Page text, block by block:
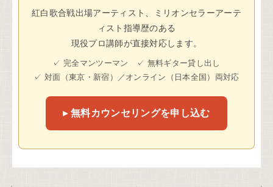
紅白歌合戦出場アーティスト、ミリオンセラーアーテ
ィスト指導歴のある
現役プロ講師が直接対応します。
✓ 完全マンツーマン ✓ 無料ギター貸し出し
✓ 対面（東京・新宿）／オンライン（日本全国）両対応
▸ 無料カウンセリングを申し込む